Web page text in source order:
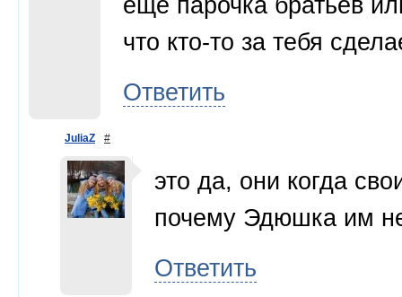
что кто-то за тебя
Ответить
JuliaZ #
это да, они когда
почему Эдюшка им
Ответить